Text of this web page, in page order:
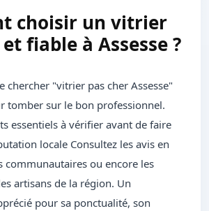
choisir un vitrier
fiable à Assesse ?
chercher "vitrier pas cher Assesse"
tomber sur le bon professionnel.
essentiels à vérifier avant de faire
locale Consultez les avis en
communautaires ou encore les
artisans de la région. Un
pour sa ponctualité, son